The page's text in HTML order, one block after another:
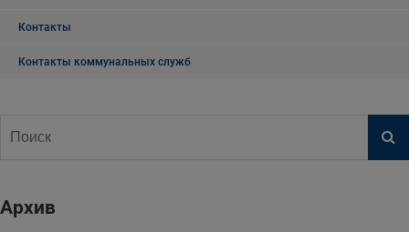
Контакты
Контакты коммунальных служб
Архив